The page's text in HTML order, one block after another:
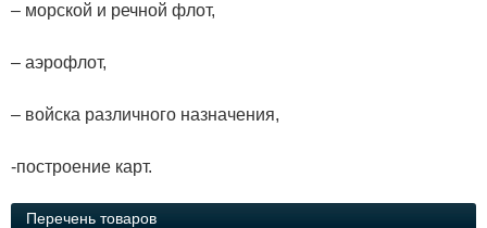
– морской и речной флот,
– аэрофлот,
– войска различного назначения,
-построение карт.
Перечень товаров